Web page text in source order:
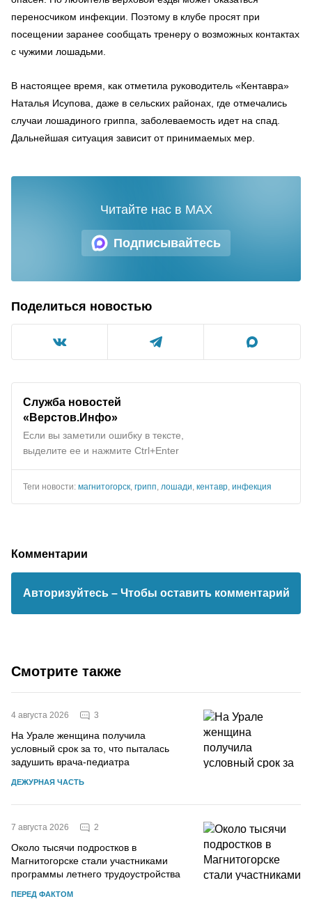
переносчиком инфекции. Поэтому в клубе просят при
посещении заранее сообщать тренеру о возможных контактах
с чужими лошадьми.
В настоящее время, как отметила руководитель «Кентавра»
Наталья Исупова, даже в сельских районах, где отмечались
случаи лошадиного гриппа, заболеваемость идет на спад.
Дальнейшая ситуация зависит от принимаемых мер.
Подписывайтесь
Читайте нас в MAX
Поделиться новостью
Служба новостей
«Верстов.Инфо»
Если вы заметили ошибку в тексте,
выделите ее и нажмите Ctrl+Enter
Теги новости: магнитогорск, грипп, лошади, кентавр, инфекция
Комментарии
Авторизуйтесь – Чтобы оставить комментарий
Смотрите также
4 августа 2026 3
На Урале женщина получила
условный срок за то, что пыталась
задушить врача-педиатра
ДЕЖУРНАЯ ЧАСТЬ
7 августа 2026 2
Около тысячи подростков в
Магнитогорске стали участниками
программы летнего трудоустройства
ПЕРЕД ФАКТОМ